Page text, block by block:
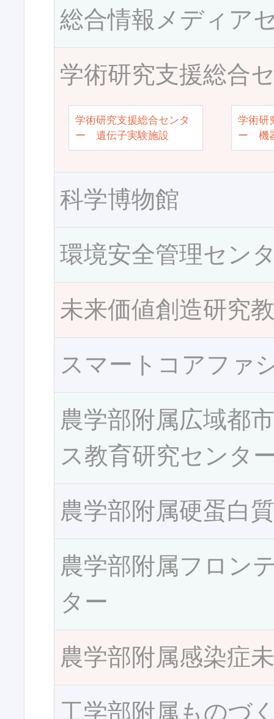
総合情報メディア
学術研究支援総合
学術研究支援総合センタ
ー 遺伝子実験施設
学術研
ー 機
科学博物館
環境安全管理セン
未来価値創造研究
スマートコアファ
農学部附属広域都
ス教育研究センタ
農学部附属硬蛋白
農学部附属フロン
ター
農学部附属感染症
工学部附属ものづ